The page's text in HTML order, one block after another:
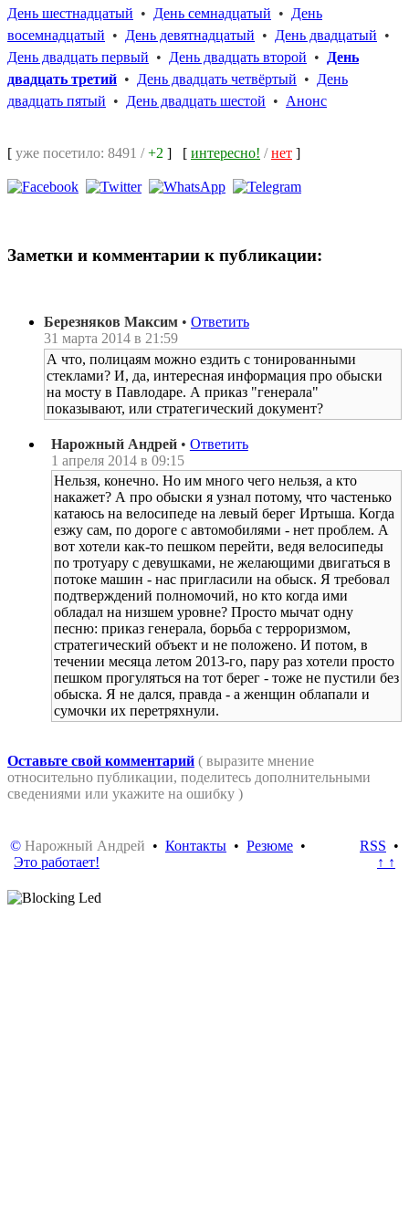
День шестнадцатый • День семнадцатый • День
восемнадцатый • День девятнадцатый • День двадцатый •
День двадцать первый • День двадцать второй •
День
двадцать третий • День двадцать четвёртый • День
двадцать пятый • День двадцать шестой • Анонс
[ уже посетило: 8491 /+2 ] [ интересно! /нет ]
Заметки и комментарии к публикации:
Березняков Максим • Ответить
31 марта 2014 в 21:59
А что, полицаям можно ездить с тонированными
стеклами? И, да, интересная информация про обыски
на мосту в Павлодаре. А приказ "генерала"
показывают, или стратегический документ?
Нарожный Андрей • Ответить
1 апреля 2014 в 09:15
Нельзя, конечно. Но им много чего нельзя, а кто
накажет? А про обыски я узнал потому, что частенько
катаюсь на велосипеде на левый берег Иртыша. Когда
езжу сам, по дороге с автомобилями - нет проблем. А
вот хотели как-то пешком перейти, ведя велосипеды
по тротуару с девушками, не желающими двигаться в
потоке машин - нас пригласили на обыск. Я требовал
подтверждений полномочий, но кто когда ими
обладал на низшем уровне? Просто мычат одну
песню: приказ генерала, борьба с терроризмом,
стратегический объект и не положено. И потом, в
течении месяца летом 2013-го, пару раз хотели просто
пешком прогуляться на тот берег - тоже не пустили без
обыска. Я не дался, правда - а женщин облапали и
сумочки их перетряхнули.
Оставьте свой комментарий ( выразите мнение
относительно публикации, поделитесь дополнительными
сведениями или укажите на ошибку )
© Нарожный Андрей • Контакты • Резюме •
Это работает!
RSS •
↑ ↑